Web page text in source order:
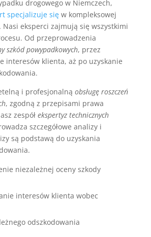
drogowego w Niemczech,
specjalizuje sięw kompleksowej
Nasi eksperci zajmują się wszystkimi
Od przeprowadzenia
szkód powypadkowych, przez
interesów klienta, aż po uzyskanie
i profesjonalną obsługę roszczeń
, zgodną z przepisami prawa
zespół ekspertyz technicznych
szczegółowe analizy i
są podstawą do uzyskania
niezależnej oceny szkody
interesów klienta wobec
odszkodowania